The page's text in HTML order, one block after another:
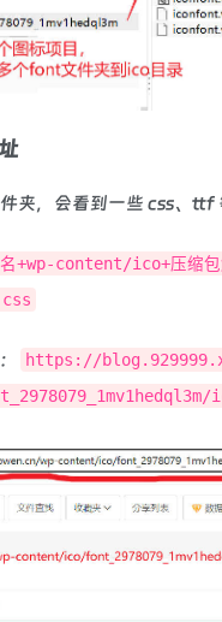
夹，会看到一些 css、ttf
+wp-content/ico+压缩包
https://